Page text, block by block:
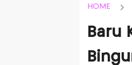
HOME
Baru